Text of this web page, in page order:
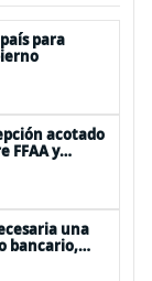
para
acotado
FFAA y
una
bancario,